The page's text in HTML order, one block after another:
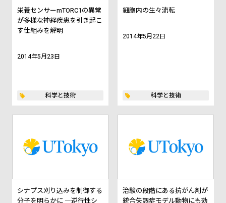
栄養センサーmTORC1の異常
が多様な神経疾患を引き起こ
す仕組みを解明
2014年5月23日
科学と技術
細胞内の生々流転
2014年5月22日
科学と技術
シナプス刈り込みを制御する
分子を明らかに ―逆行性シ
治験の段階にある抗がん剤が
統合失調症モデル動物にも効